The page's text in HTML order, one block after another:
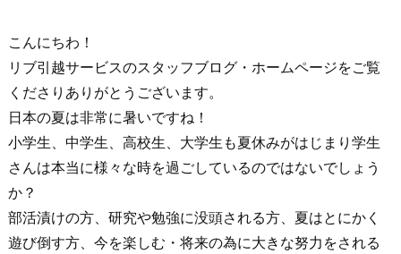
こんにちわ！
リブ引越サービスのスタッフブログ・ホームページをご覧
くださりありがとうございます。
日本の夏は非常に暑いですね！
小学生、中学生、高校生、大学生も夏休みがはじまり学生
さんは本当に様々な時を過ごしているのではないでしょう
か？
部活漬けの方、研究や勉強に没頭される方、夏はとにかく
遊び倒す方、今を楽しむ・将来の為に大きな努力をされる